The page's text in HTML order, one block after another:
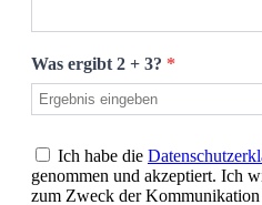
Was ergibt 2 + 3? *
Ich habe die
genommen und akzeptiert. Ich
zum Zweck der